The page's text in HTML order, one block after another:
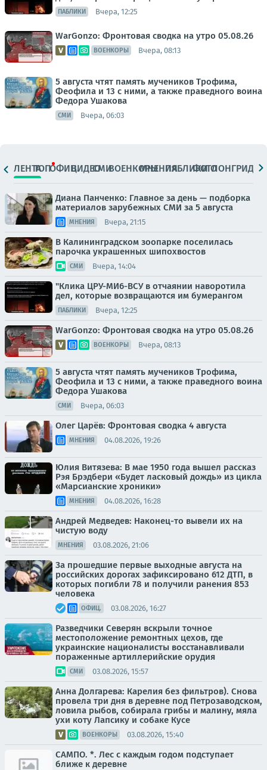
ПАБЛИКИ Вчера, 12:25
WarGonzo: Фронтовая сводка на утро 05.08.26
ВОЕНКОРЫ Вчера, 08:13
5 августа чтят память мучеников Трофима,
Феофила и 13 с ними, а также праведного воина
Федора Ушакова
СМИ Вчера, 06:03
ЛЕНТАТОПОФИЦ.ВИДЕОСМИВОЕНКОРЫМНЕНИЯПАБЛИКИ
ФОТОЛОНГРИДЫ
Диана Панченко: Главное за день — подборка
материалов зарубежных СМИ за 5 августа
МНЕНИЯ Вчера, 21:15
В Калининградском зоопарке поселилась
парочка украшенных шипохвостов
СМИ Вчера, 14:04
"Клика ЦРУ-МИ6-ВСУ в отчаянии наворотила
дел, которые возвращаются им бумерангом
ПАБЛИКИ Вчера, 12:25
WarGonzo: Фронтовая сводка на утро 05.08.26
ВОЕНКОРЫ Вчера, 08:13
5 августа чтят память мучеников Трофима,
Феофила и 13 с ними, а также праведного воина
Федора Ушакова
СМИ Вчера, 06:03
Олег Царёв: Фронтовая сводка 4 августа
МНЕНИЯ 04.08.2026, 19:26
Юлия Витязева: В мае 1950 года вышел рассказ
Рэя Брэдбери «Будет ласковый дождь» из цикла
«Марсианские хроники»
МНЕНИЯ 04.08.2026, 16:28
Андрей Медведев: Наконец-то вывели их на
чистую воду
МНЕНИЯ 03.08.2026, 21:06
За прошедшие первые выходные августа на
российских дорогах зафиксировано 612 ДТП, в
которых погибли 78 и получили ранения 853
человека
ОФИЦ. 03.08.2026, 16:27
Разведчики Северян вскрыли точное
местоположение ремонтных цехов, где
украинские националисты восстанавливали
пораженные артиллерийские орудия
СМИ 03.08.2026, 15:57
Анна Долгарева: Карелия без фильтров). Снова
провела три дня в деревне под Петрозаводском,
ловила рыбов, собирала грибы и малину, мяла
ухи коту Лапсику и собаке Кусе
ВОЕНКОРЫ 03.08.2026, 15:40
САМПО. *. Лес с каждым годом подступает
ближе к деревне